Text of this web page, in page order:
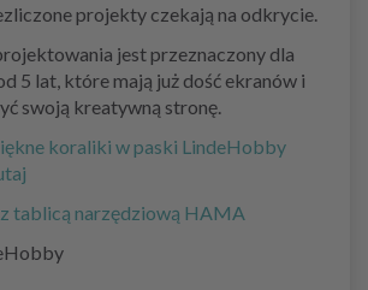
projekty czekają na odkrycie.
jest przeznaczony dla
5 lat, które mają już dość ekranów i
swoją kreatywną stronę.
koraliki w paski LindeHobby
tablicą narzędziową HAMA